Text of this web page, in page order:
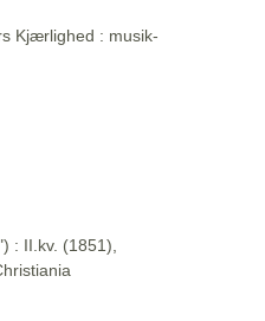
Kjærlighed : musik-
: II.kv. (1851),